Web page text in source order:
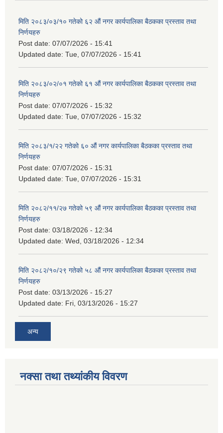
मिति २०८३/०३/१० गतेको ६२ औं नगर कार्यपालिका बैठकका प्रस्ताव तथा
निर्णयहरु
Post date: 07/07/2026 - 15:41
Updated date: Tue, 07/07/2026 - 15:41
मिति २०८३/०२/०१ गतेको ६१ औं नगर कार्यपालिका बैठकका प्रस्ताव तथा
निर्णयहरु
Post date: 07/07/2026 - 15:32
Updated date: Tue, 07/07/2026 - 15:32
मिति २०८३/१/२२ गतेको ६० औं नगर कार्यपालिका बैठकका प्रस्ताव तथा
निर्णयहरु
Post date: 07/07/2026 - 15:31
Updated date: Tue, 07/07/2026 - 15:31
मिति २०८२/११/२७ गतेको ५९ औं नगर कार्यपालिका बैठकका प्रस्ताव तथा
निर्णयहरु
Post date: 03/18/2026 - 12:34
Updated date: Wed, 03/18/2026 - 12:34
मिति २०८२/१०/२९ गतेको ५८ औं नगर कार्यपालिका बैठकका प्रस्ताव तथा
निर्णयहरु
Post date: 03/13/2026 - 15:27
Updated date: Fri, 03/13/2026 - 15:27
अन्य
नक्सा तथा तथ्यांकीय विवरण